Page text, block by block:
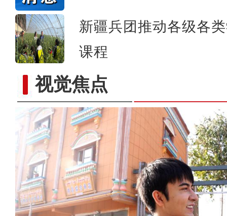
新疆兵团推动各级各
课程
视觉焦点实拍新疆南部“稻蟹共生”